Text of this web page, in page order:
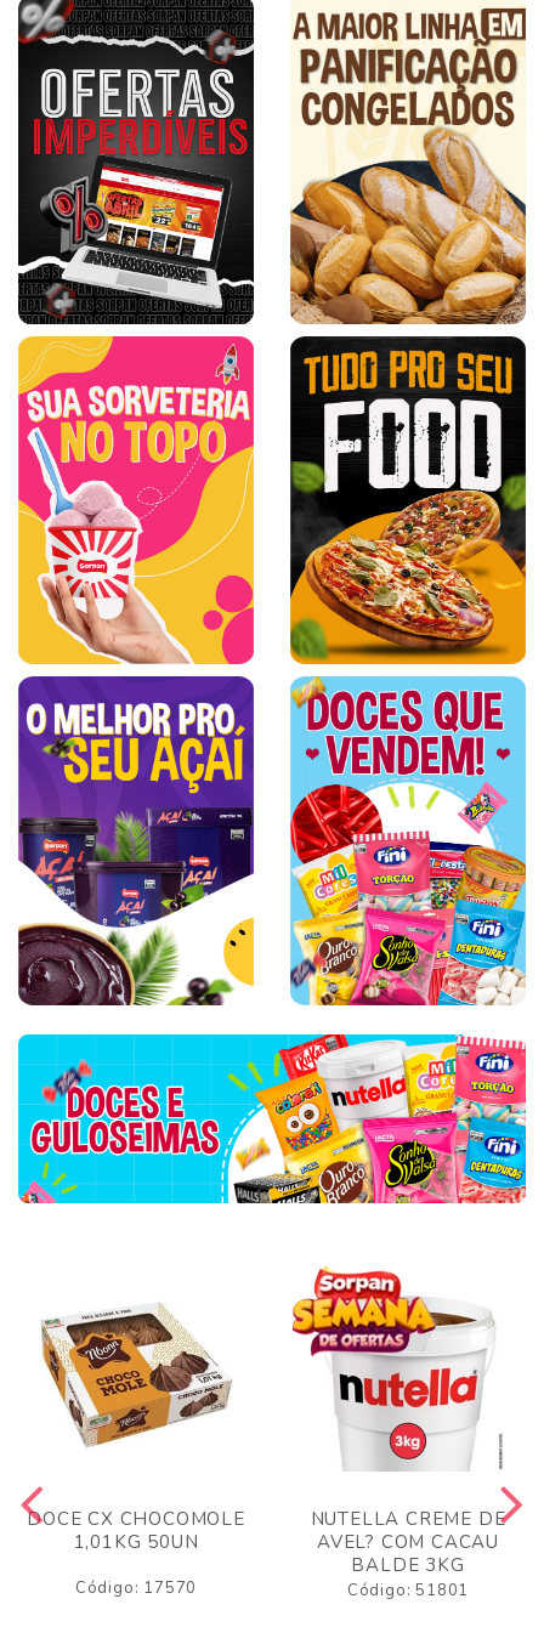
DOCE CX CHOCOMOLE
1,01KG 50UN
Código: 17570
NUTELLA CREME DE
AVEL? COM CACAU
BALDE 3KG
Código: 51801